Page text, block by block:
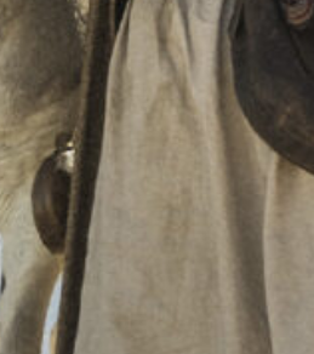
Hosted by
FeG Haan